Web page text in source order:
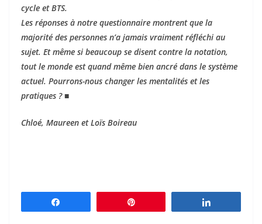
cycle et BTS.
Les réponses à notre questionnaire montrent que la
majorité des personnes n’a jamais vraiment réfléchi au
sujet. Et même si beaucoup se disent contre la notation,
tout le monde est quand même bien ancré dans le système
actuel. Pourrons-nous changer les mentalités et les
pratiques ? ■
Chloé, Maureen et Loïs Boireau